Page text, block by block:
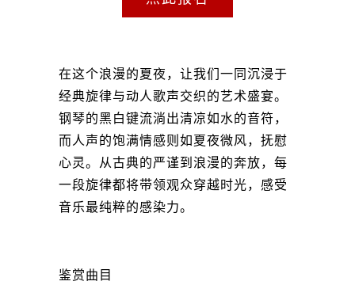
在这个浪漫的夏夜，让我们一同沉浸于
经典旋律与动人歌声交织的艺术盛宴。
钢琴的黑白键流淌出清凉如水的音符，
而人声的饱满情感则如夏夜微风，抚慰
心灵。从古典的严谨到浪漫的奔放，每
一段旋律都将带领观众穿越时光，感受
音乐最纯粹的感染力。
鉴赏曲目